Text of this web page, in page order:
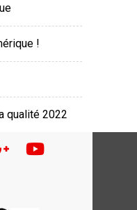
!
qualité 2022